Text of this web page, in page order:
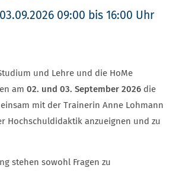
09:00 bis 16:00 Uhr
und Lehre und die HoMe
am 02. und 03. September 2026 die
mit der Trainerin Anne Lohmann
Hochschuldidaktik anzueignen und zu
stehen sowohl Fragen zu